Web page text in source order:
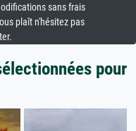
sans frais
plaît n'hésitez pas
pour